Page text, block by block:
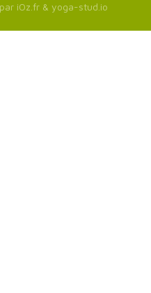
iOz.fr & yoga-stud.io